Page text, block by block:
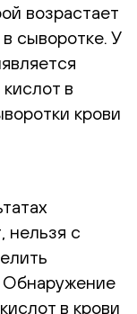
возрастает
сыворотке. У
в
крови
нельзя с
Обнаружение
в крови